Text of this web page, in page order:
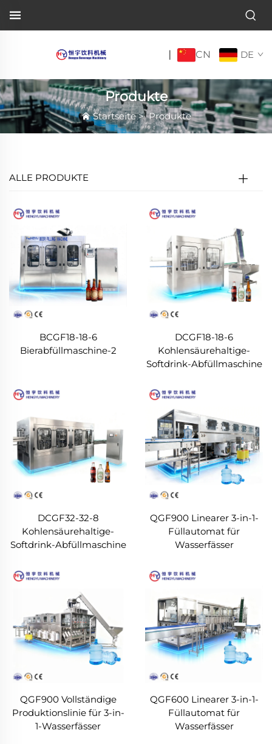
| CN DE
Produkte
Startseite>Produkte
ALLE PRODUKTE
BCGF18-18-6
Bierabfüllmaschine-2
DCGF18-18-6
Kohlensäurehaltige-
Softdrink-Abfüllmaschine
DCGF32-32-8
Kohlensäurehaltige-
Softdrink-Abfüllmaschine
QGF900 Linearer 3-in-1-
Füllautomat für
Wasserfässer
QGF900 Vollständige
Produktionslinie für 3-in-
1-Wasserfässer
QGF600 Linearer 3-in-1-
Füllautomat für
Wasserfässer